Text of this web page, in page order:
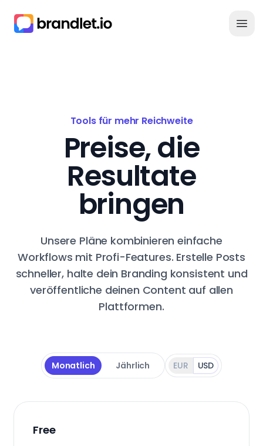
Tools für mehr Reichweite
Preise, die
Resultate
bringen
Unsere Pläne kombinieren einfache
Workflows mit Profi-Features. Erstelle Posts
schneller, halte dein Branding konsistent und
veröffentliche deinen Content auf allen
Plattformen.
Monatlich Jährlich EUR USD
Free